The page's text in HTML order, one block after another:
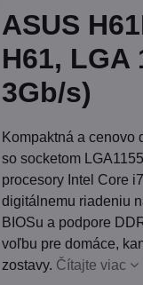
ASUS
H61, LGA
3Gb/s)
Kompaktná a cenovo
so socketom
procesory Intel Core
digitálnemu riadeniu
BIOSu a podpore
voľbu pre domáce,
zostavy. Čítajte viac